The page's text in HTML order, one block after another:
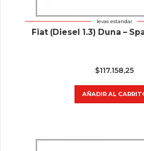
levas estandar
Fiat (Diesel 1.3) Duna –
$117.158,25
AÑADIR AL